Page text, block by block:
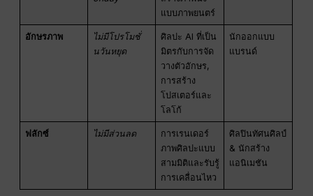
แบบภาพยนตร์
อักษรภาพ
ไม่มีโปรโมชั่
นวันหยุด
ศิลปะ AI ที่เป็น
มิตรกับการจัด
วางตัวอักษร,
การสร้าง
โปสเตอร์และ
โลโก้
นักออกแบบ
แบรนด์
ฟลักซ์ ไม่มีส่วนลด
การเรนเดอร์
ภาพศิลปะแบบ
สามมิติและรับรู้
การเคลื่อนไหว
ศิลปินทัศนศิลป์
& นักสร้าง
แอนิเมชัน